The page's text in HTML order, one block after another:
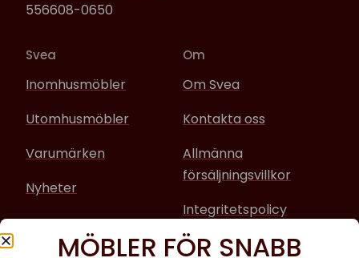
556608-0650
Svea
Inomhusmöbler
Utomhusmöbler
Varumärken
Nyheter
Om
Om Svea
Kontakta oss
Allmänna
försäljningsvillkor
Integritetspolicy
MÖBLER FÖR SNABB